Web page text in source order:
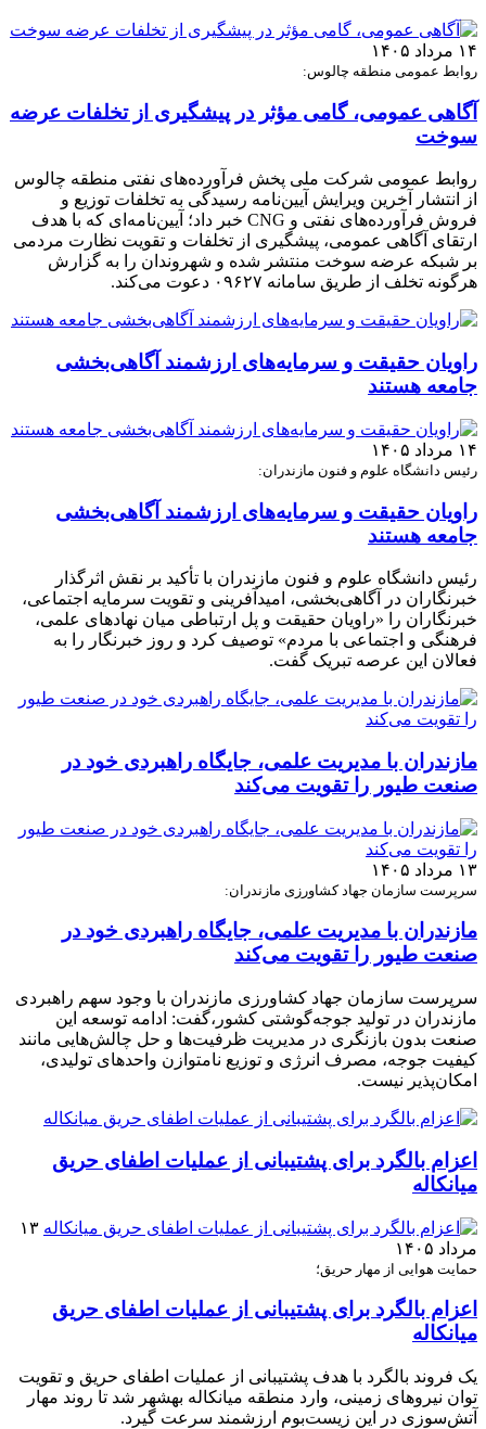
۱۴ مرداد ۱۴۰۵
روابط عمومی منطقه چالوس:
آگاهی عمومی، گامی مؤثر در پیشگیری از تخلفات عرضه
سوخت
روابط عمومی شرکت ملی پخش فرآورده‌های نفتی منطقه چالوس
از انتشار آخرین ویرایش آیین‌نامه رسیدگی به تخلفات توزیع و
فروش فرآورده‌های نفتی و CNG خبر داد؛ آیین‌نامه‌ای که با هدف
ارتقای آگاهی عمومی، پیشگیری از تخلفات و تقویت نظارت مردمی
بر شبکه عرضه سوخت منتشر شده و شهروندان را به گزارش
هرگونه تخلف از طریق سامانه ۰۹۶۲۷ دعوت می‌کند.
راویان حقیقت و سرمایه‌های ارزشمند آگاهی‌بخشی
جامعه هستند
۱۴ مرداد ۱۴۰۵
رئیس دانشگاه علوم و فنون مازندران:
راویان حقیقت و سرمایه‌های ارزشمند آگاهی‌بخشی
جامعه هستند
رئیس دانشگاه علوم و فنون مازندران با تأکید بر نقش اثرگذار
خبرنگاران در آگاهی‌بخشی، امیدآفرینی و تقویت سرمایه اجتماعی،
خبرنگاران را «راویان حقیقت و پل ارتباطی میان نهادهای علمی،
فرهنگی و اجتماعی با مردم» توصیف کرد و روز خبرنگار را به
فعالان این عرصه تبریک گفت.
مازندران با مدیریت علمی، جایگاه راهبردی خود در
صنعت طیور را تقویت می‌کند
۱۳ مرداد ۱۴۰۵
سرپرست سازمان جهاد کشاورزی مازندران:
مازندران با مدیریت علمی، جایگاه راهبردی خود در
صنعت طیور را تقویت می‌کند
سرپرست سازمان جهاد کشاورزی مازندران با وجود سهم راهبردی
مازندران در تولید جوجه‌گوشتی کشور،گفت: ادامه توسعه این
صنعت بدون بازنگری در مدیریت ظرفیت‌ها و حل چالش‌هایی مانند
کیفیت جوجه، مصرف انرژی و توزیع نامتوازن واحدهای تولیدی،
امکان‌پذیر نیست.
اعزام بالگرد برای پشتیبانی از عملیات اطفای حریق
میانکاله
۱۳
مرداد ۱۴۰۵
حمایت هوایی از مهار حریق؛
اعزام بالگرد برای پشتیبانی از عملیات اطفای حریق
میانکاله
یک فروند بالگرد با هدف پشتیبانی از عملیات اطفای حریق و تقویت
توان نیروهای زمینی، وارد منطقه میانکاله بهشهر شد تا روند مهار
آتش‌سوزی در این زیست‌بوم ارزشمند سرعت گیرد.